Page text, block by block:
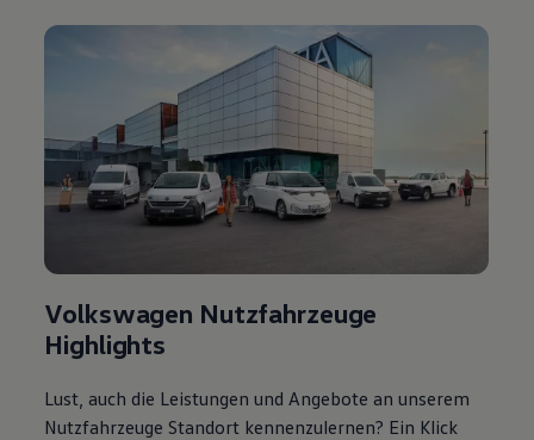
Volkswagen Nutzfahrzeuge
Highlights
Lust, auch die Leistungen und Angebote an unserem
Nutzfahrzeuge Standort kennenzulernen? Ein Klick